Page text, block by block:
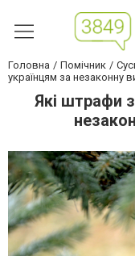
Головна Помічник
українцям за незаконну
Які штрафи